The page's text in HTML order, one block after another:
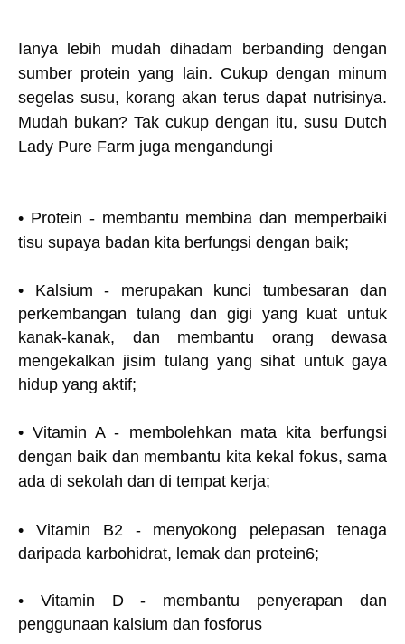
Ianya lebih mudah dihadam berbanding dengan
sumber protein yang lain. Cukup dengan minum
segelas susu, korang akan terus dapat nutrisinya.
Mudah bukan? Tak cukup dengan itu, susu Dutch
Lady Pure Farm juga mengandungi
• Protein - membantu membina dan memperbaiki
tisu supaya badan kita berfungsi dengan baik;
• Kalsium - merupakan kunci tumbesaran dan
perkembangan tulang dan gigi yang kuat untuk
kanak-kanak, dan membantu orang dewasa
mengekalkan jisim tulang yang sihat untuk gaya
hidup yang aktif;
• Vitamin A - membolehkan mata kita berfungsi
dengan baik dan membantu kita kekal fokus, sama
ada di sekolah dan di tempat kerja;
• Vitamin B2 - menyokong pelepasan tenaga
daripada karbohidrat, lemak dan protein6;
• Vitamin D - membantu penyerapan dan
penggunaan kalsium dan fosforus